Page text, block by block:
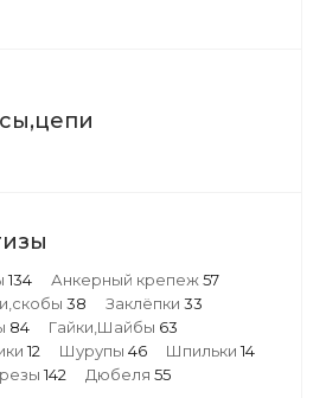
134 Анкерный крепеж57
38 Заклёпки 33
84 Гайки,Шайбы 63
12 Шурупы 46 Шпильки 14
142 Дюбеля 55